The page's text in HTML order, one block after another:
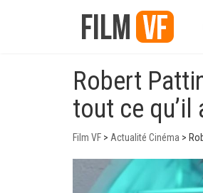
Robert
tout ce qu’il
Film VF > Actualité Cinéma >